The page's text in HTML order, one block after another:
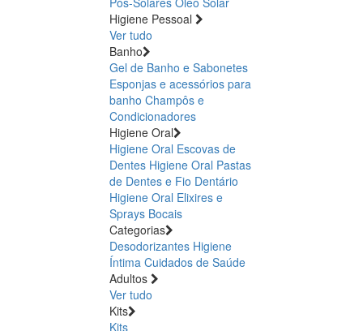
Higiene Pessoal
Ver tudo
Banho
Gel de Banho e Sabonetes
Esponjas e acessórios para
banho Champôs e
Condicionadores
Higiene Oral
Higiene Oral Escovas de
Dentes Higiene Oral Pastas
de Dentes e Fio Dentário
Higiene Oral Elixires e
Sprays Bocais
Categorias
Desodorizantes Higiene
Íntima Cuidados de Saúde
Adultos
Ver tudo
Kits
Kits